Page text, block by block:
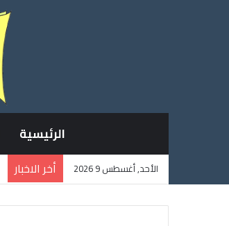
الرئيسية
الأحد, أغسطس 9 2026 أخر الاخبار